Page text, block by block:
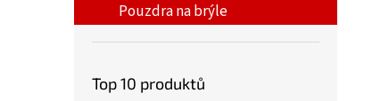
Pouzdra na brýle
Top 10 produktů